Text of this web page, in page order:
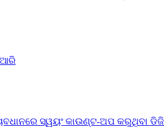
ସ୍ୱୟଂ କାଉଣ୍ଟ-ଅପ କରୁଥିବା